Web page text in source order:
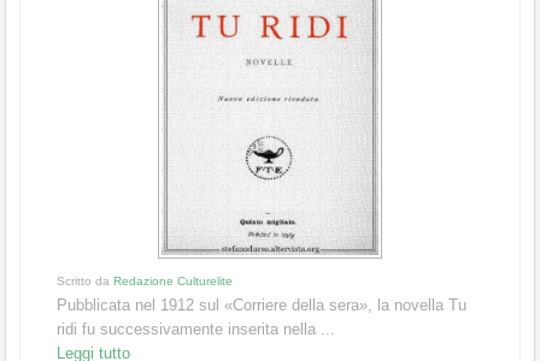
Scritto da Redazione Culturelite
Pubblicata nel 1912 sul «Corriere della sera», la novella Tu
ridi fu successivamente inserita nella ...
Leggi tutto